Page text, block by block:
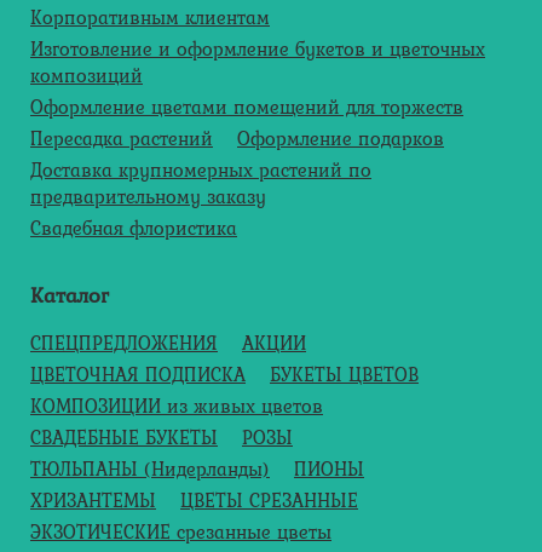
Корпоративным клиентам
Изготовление и оформление букетов и цветочных
композиций
Оформление цветами помещений для торжеств
Пересадка растений
Оформление подарков
Доставка крупномерных растений по
предварительному заказу
Свадебная флористика
Каталог
СПЕЦПРЕДЛОЖЕНИЯ
АКЦИИ
ЦВЕТОЧНАЯ ПОДПИСКА
БУКЕТЫ ЦВЕТОВ
КОМПОЗИЦИИ из живых цветов
СВАДЕБНЫЕ БУКЕТЫ
РОЗЫ
ТЮЛЬПАНЫ (Нидерланды)
ПИОНЫ
ХРИЗАНТЕМЫ
ЦВЕТЫ СРЕЗАННЫЕ
ЭКЗОТИЧЕСКИЕ срезанные цветы